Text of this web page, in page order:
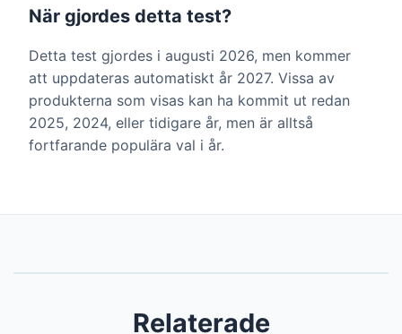
När gjordes detta test?
Detta test gjordes i augusti 2026, men kommer
att uppdateras automatiskt år 2027. Vissa av
produkterna som visas kan ha kommit ut redan
2025, 2024, eller tidigare år, men är alltså
fortfarande populära val i år.
Relaterade